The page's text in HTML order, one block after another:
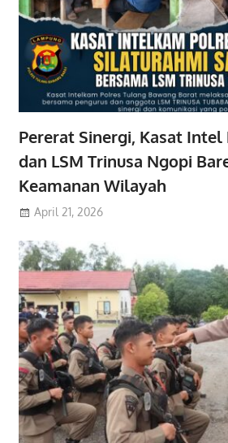
Pererat Sinergi, Kasat Intel
dan LSM Trinusa Ngopi
Keamanan Wilayah
April 21, 2026